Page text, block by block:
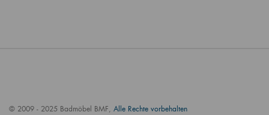
© 2009 - 2025 Badmöbel BMF, Alle Rechte vorbehalten